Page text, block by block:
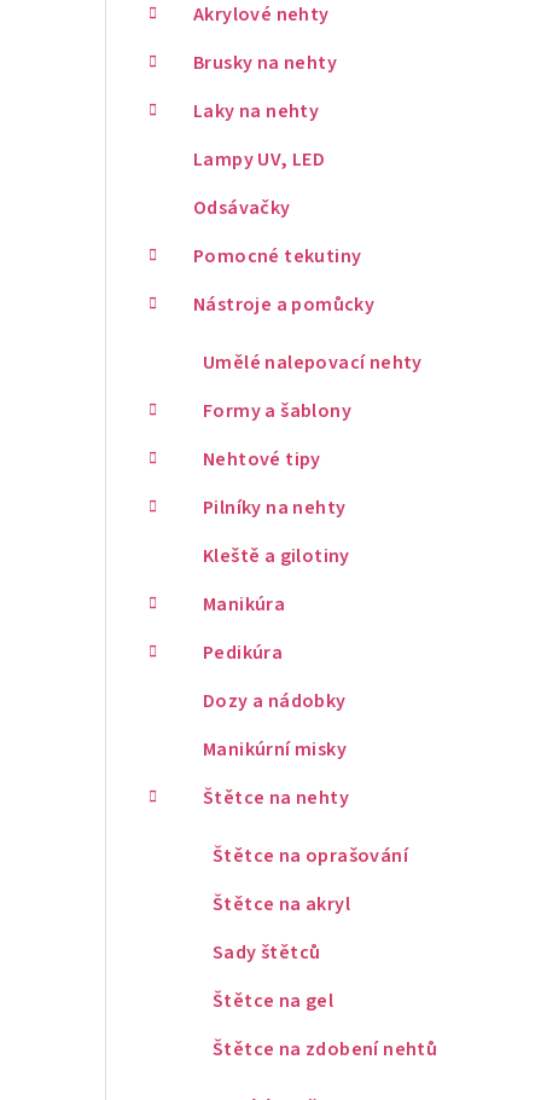
Akrylové nehty
Brusky na nehty
Laky na nehty
Lampy UV, LED
Odsávačky
Pomocné tekutiny
Nástroje a pomůcky
Umělé nalepovací nehty
Formy a šablony
Nehtové tipy
Pilníky na nehty
Kleště a gilotiny
Manikúra
Pedikúra
Dozy a nádobky
Manikúrní misky
Štětce na nehty
Štětce na oprašování
Štětce na akryl
Sady štětců
Štětce na gel
Štětce na zdobení nehtů